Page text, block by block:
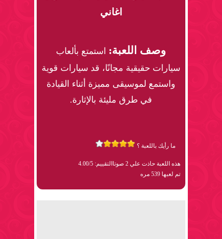
اغاني
وصف اللعبة: استمتع بألعاب
سيارات حقيقية مجانًا، قد سيارات قوية
واستمع لموسيقى مميزة أثناء القيادة
في طرق مليئة بالإثارة.
ما رأيك باللعبة ؟
هذه اللعبة حاذت علي 2 صوتا
التقييم: 4.00/5
تم لعبها 539 مره